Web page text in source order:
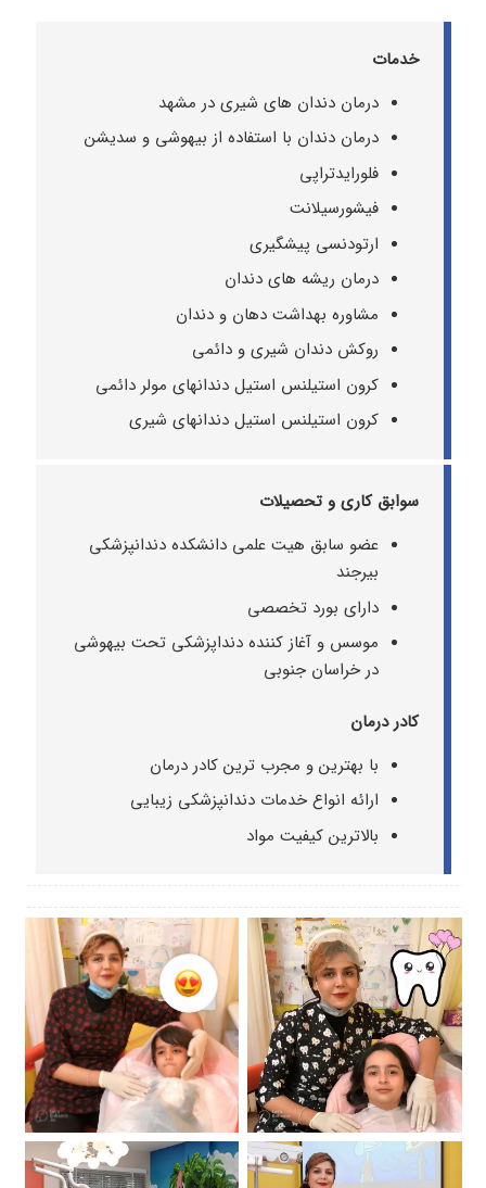
خدمات
درمان دندان های شیری در مشهد
درمان دندان با استفاده از بیهوشی و سدیشن
فلورایدتراپی
فیشورسیلانت
ارتودنسی پیشگیری
درمان ریشه های دندان
مشاوره بهداشت دهان و دندان
روکش دندان شیری و دائمی
کرون استیلنس استیل دندانهای مولر دائمی
کرون استیلنس استیل دندانهای شیری
سوابق کاری و تحصیلات
عضو سابق هیت علمی دانشکده دندانپزشکی
بیرجند
دارای بورد تخصصی
موسس و آغاز کننده دنداپزشکی تحت بیهوشی
در خراسان جنوبی
کادر درمان
با بهترین و مجرب ترین کادر درمان
ارائه انواع خدمات دندانپزشکی زیبایی
بالاترین کیفیت مواد